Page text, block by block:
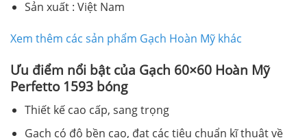
Sản xuất : Việt Nam
Xem thêm các sản phẩm Gạch Hoàn Mỹ khác
Ưu điểm nổi bật của Gạch 60×60 Hoàn Mỹ
Perfetto 1593 bóng
Thiết kế cao cấp, sang trọng
Gạch có độ bền cao, đạt các tiêu chuẩn kĩ thuật về